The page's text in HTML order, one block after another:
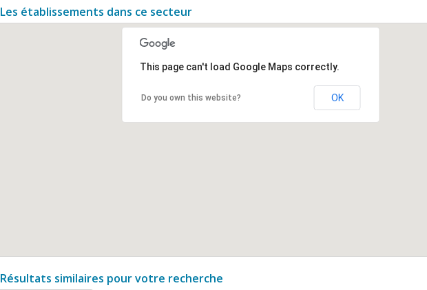
Les établissements dans ce secteur
This page can't load Google Maps correctly.
Do you own this website? OK
Résultats similaires pour votre recherche